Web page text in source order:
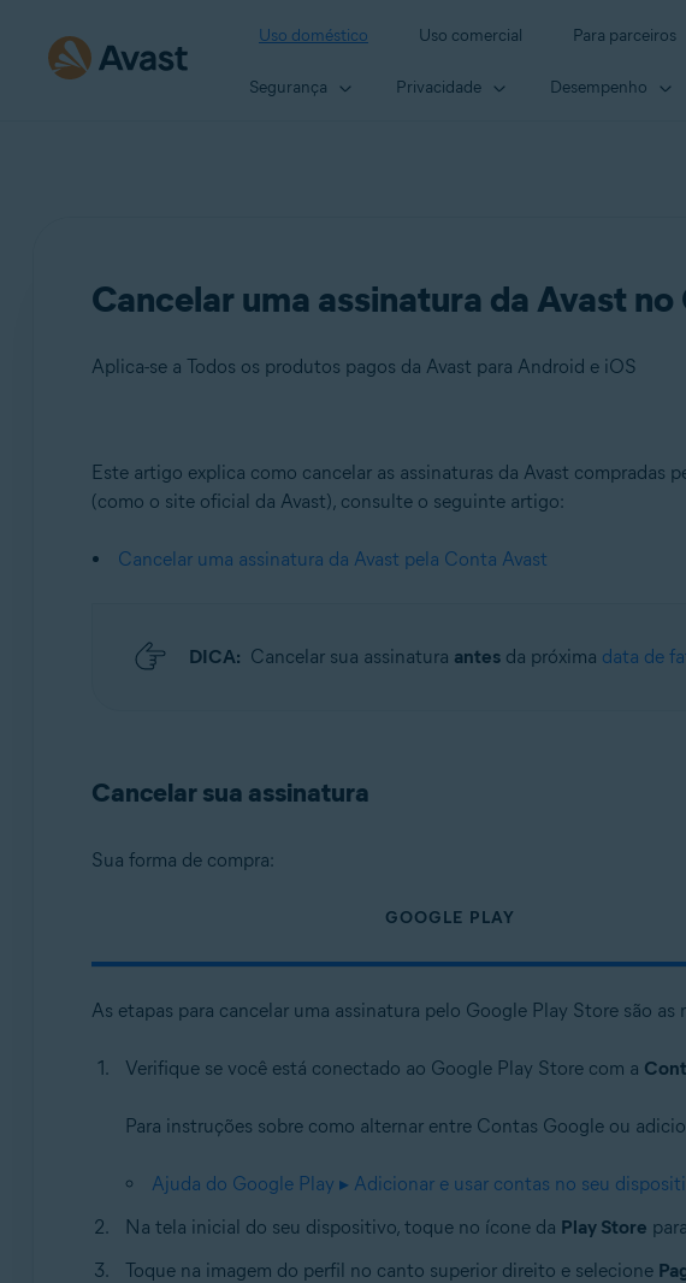
Uso doméstico Uso comercial Para parceiros
Segurança Privacidade Desempenho
Cancelar uma assinatura da Avast
Aplica-se a Todos os produtos pagos da Avast para Android e iOS
Produtos:
Todos os produtos pagos da Avast para Android e iOS
Sistemas operacionais:
Este artigo explica como cancelar as assinaturas da Avast compradas
(como o site oficial da Avast), consulte o seguinte artigo:
Cancelar uma assinatura da Avast pela Conta Avast
DICA: Cancelar sua assinatura antesda próxima data de
Cancelar sua assinatura
Sua forma de compra:
GOOGLE PLAY
As etapas para cancelar uma assinatura pelo Google Play Store são
Verifique se você está conectado ao Google Play Store com a
Para instruções sobre como alternar entre Contas Google ou
Ajuda do Google Play ▸ Adicionar e usar contas no seu
Na tela inicial do seu dispositivo, toque no ícone da Play Store
Toque na imagem do perfil no canto superior direito e selecione